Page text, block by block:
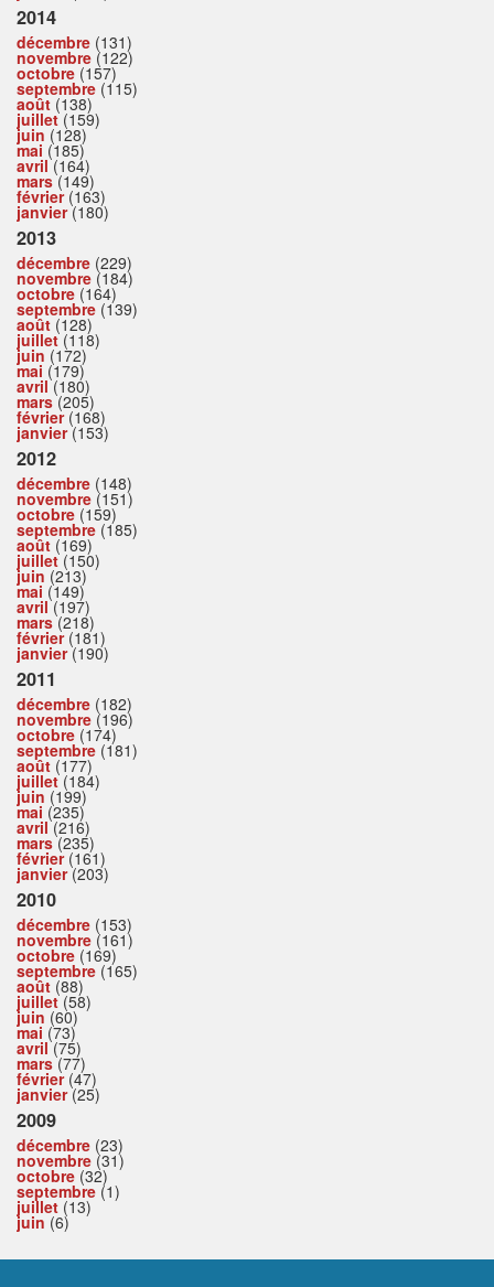
2014
décembre (131)
novembre (122)
octobre (157)
septembre (115)
août (138)
juillet(159)
juin (128)
mai (185)
avril(164)
mars(149)
février(163)
janvier(180)
2013
décembre (229)
novembre (184)
octobre (164)
septembre (139)
août (128)
juillet(118)
juin (172)
mai (179)
avril(180)
mars(205)
février(168)
janvier(153)
2012
décembre (148)
novembre (151)
octobre (159)
septembre (185)
août (169)
juillet(150)
juin (213)
mai (149)
avril(197)
mars(218)
février(181)
janvier(190)
2011
décembre (182)
novembre (196)
octobre (174)
septembre (181)
août (177)
juillet(184)
juin (199)
mai (235)
avril(216)
mars(235)
février(161)
janvier(203)
2010
décembre (153)
novembre (161)
octobre (169)
septembre (165)
août (88)
juillet(58)
juin (60)
mai (73)
avril(75)
mars(77)
février(47)
janvier(25)
2009
décembre (23)
novembre (31)
octobre (32)
septembre (1)
juillet (13)
juin (6)